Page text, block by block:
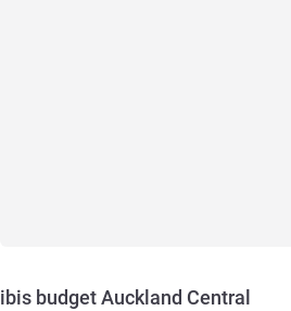
ibis budget Auckland Central